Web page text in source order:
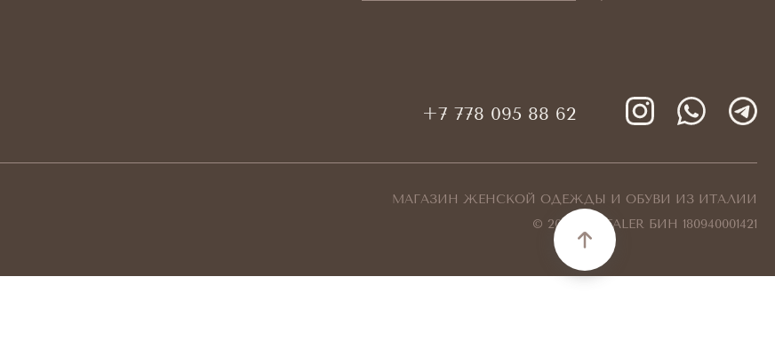
+7 778 095 88 62
МАГАЗИН ЖЕНСКОЙ ОДЕЖДЫ И ОБУВИ ИЗ ИТАЛИИ
© 2026 KEYTALER БИН 180940001421